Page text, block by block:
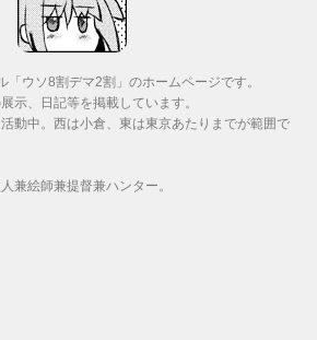
ウソ8割デマ2割」のホームページです。
示、日記等を掲載しています。
動中。西は小倉、東は東京あたりまでが範囲で
兼絵師兼提督兼ハンター。